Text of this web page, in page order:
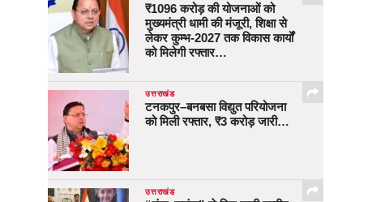
₹1096 करोड़ की योजनाओं को
मुख्यमंत्री धामी की मंजूरी, शिक्षा से
लेकर कुम्भ-2027 तक विकास कार्यों
को मिलेगी रफ्तार…
उत्तराखंड
टनकपुर–बनबसा विद्युत परियोजना
को मिली रफ्तार, ₹3 करोड़ जारी…
उत्तराखंड